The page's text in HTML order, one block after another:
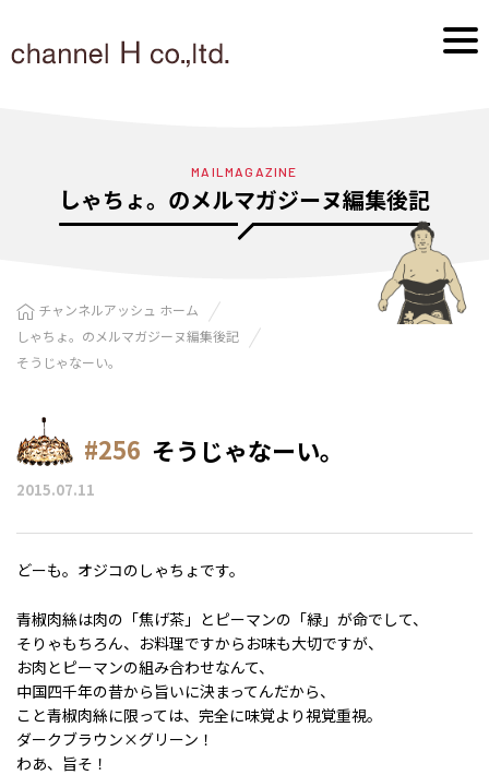
MAILMAGAZINE
しゃちょ。のメルマガジーヌ編集後記
チャンネルアッシュ ホーム
しゃちょ。のメルマガジーヌ編集後記
そうじゃなーい。
#256 そうじゃなーい。
2015.07.11
どーも。オジコのしゃちょです。
青椒肉絲は肉の「焦げ茶」とピーマンの「緑」が命でして、
そりゃもちろん、お料理ですからお味も大切ですが、
お肉とピーマンの組み合わせなんて、
中国四千年の昔から旨いに決まってんだから、
こと青椒肉絲に限っては、完全に味覚より視覚重視。
ダークブラウン×グリーン！
わあ、旨そ！